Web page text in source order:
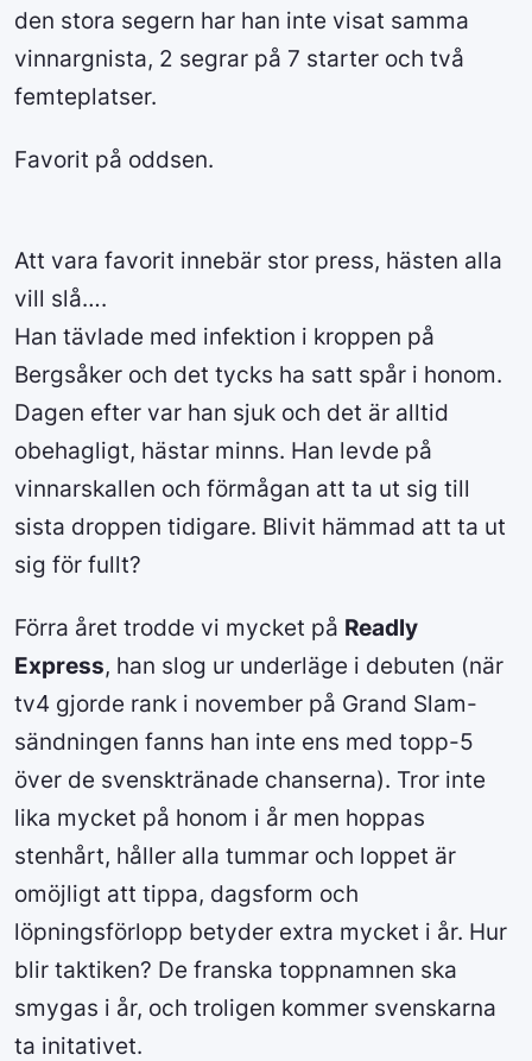
den stora segern har han inte visat samma
vinnargnista, 2 segrar på 7 starter och två
femteplatser.
Favorit på oddsen.
Att vara favorit innebär stor press, hästen alla
vill slå….
Han tävlade med infektion i kroppen på
Bergsåker och det tycks ha satt spår i honom.
Dagen efter var han sjuk och det är alltid
obehagligt, hästar minns. Han levde på
vinnarskallen och förmågan att ta ut sig till
sista droppen tidigare. Blivit hämmad att ta ut
sig för fullt?
Förra året trodde vi mycket på Readly
Express, han slog ur underläge i debuten (när
tv4 gjorde rank i november på Grand Slam-
sändningen fanns han inte ens med topp-5
över de svensktränade chanserna). Tror inte
lika mycket på honom i år men hoppas
stenhårt, håller alla tummar och loppet är
omöjligt att tippa, dagsform och
löpningsförlopp betyder extra mycket i år. Hur
blir taktiken? De franska toppnamnen ska
smygas i år, och troligen kommer svenskarna
ta initativet.